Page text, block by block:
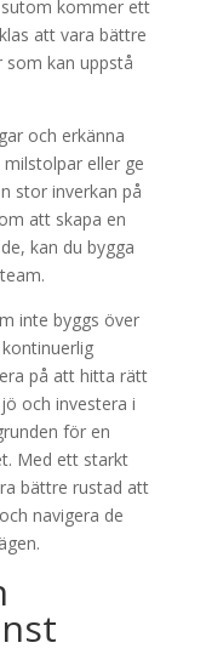
kommer ett
att vara bättre
kan uppstå
och erkänna
eller ge
stor inverkan på
att skapa en
kan du bygga
inte byggs över
på att hitta rätt
och investera i
för en
Med ett starkt
bättre rustad att
navigera de